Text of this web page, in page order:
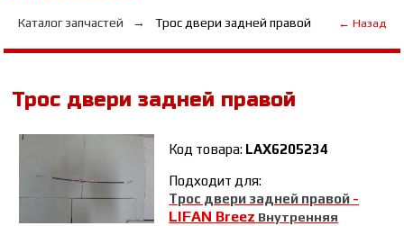
Каталог запчастей Трос двери задней правой ← Назад
Трос двери задней правой
Код товара: LAX6205234
Подходит для:
Трос двери задней правой -
LIFAN Breez Внутренняя